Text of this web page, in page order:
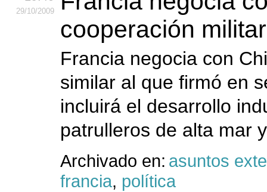
29/10/2009
cooperación
Francia negocia con
similar al que firmó en
incluirá el desarrollo
patrulleros de alta mar
Archivado en: asuntos
francia, política